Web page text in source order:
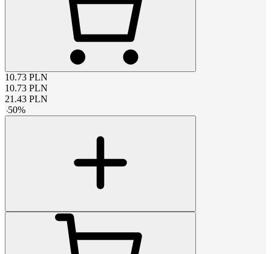
10.73 PLN
10.73 PLN
21.43 PLN
-50%